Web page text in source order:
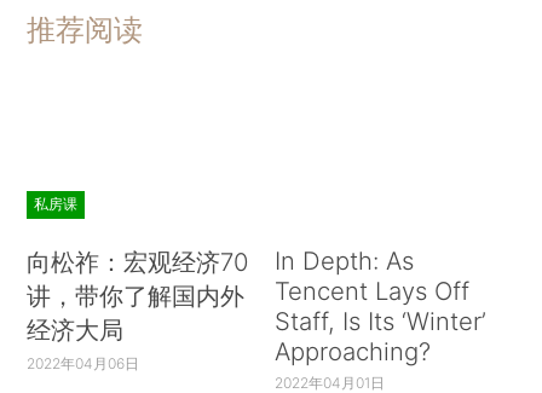
推荐阅读
私房课
向松祚：宏观经济70
讲，带你了解国内外
经济大局
2022年04月06日
In Depth: As
Tencent Lays Off
Staff, Is Its ‘Winter’
Approaching?
2022年04月01日